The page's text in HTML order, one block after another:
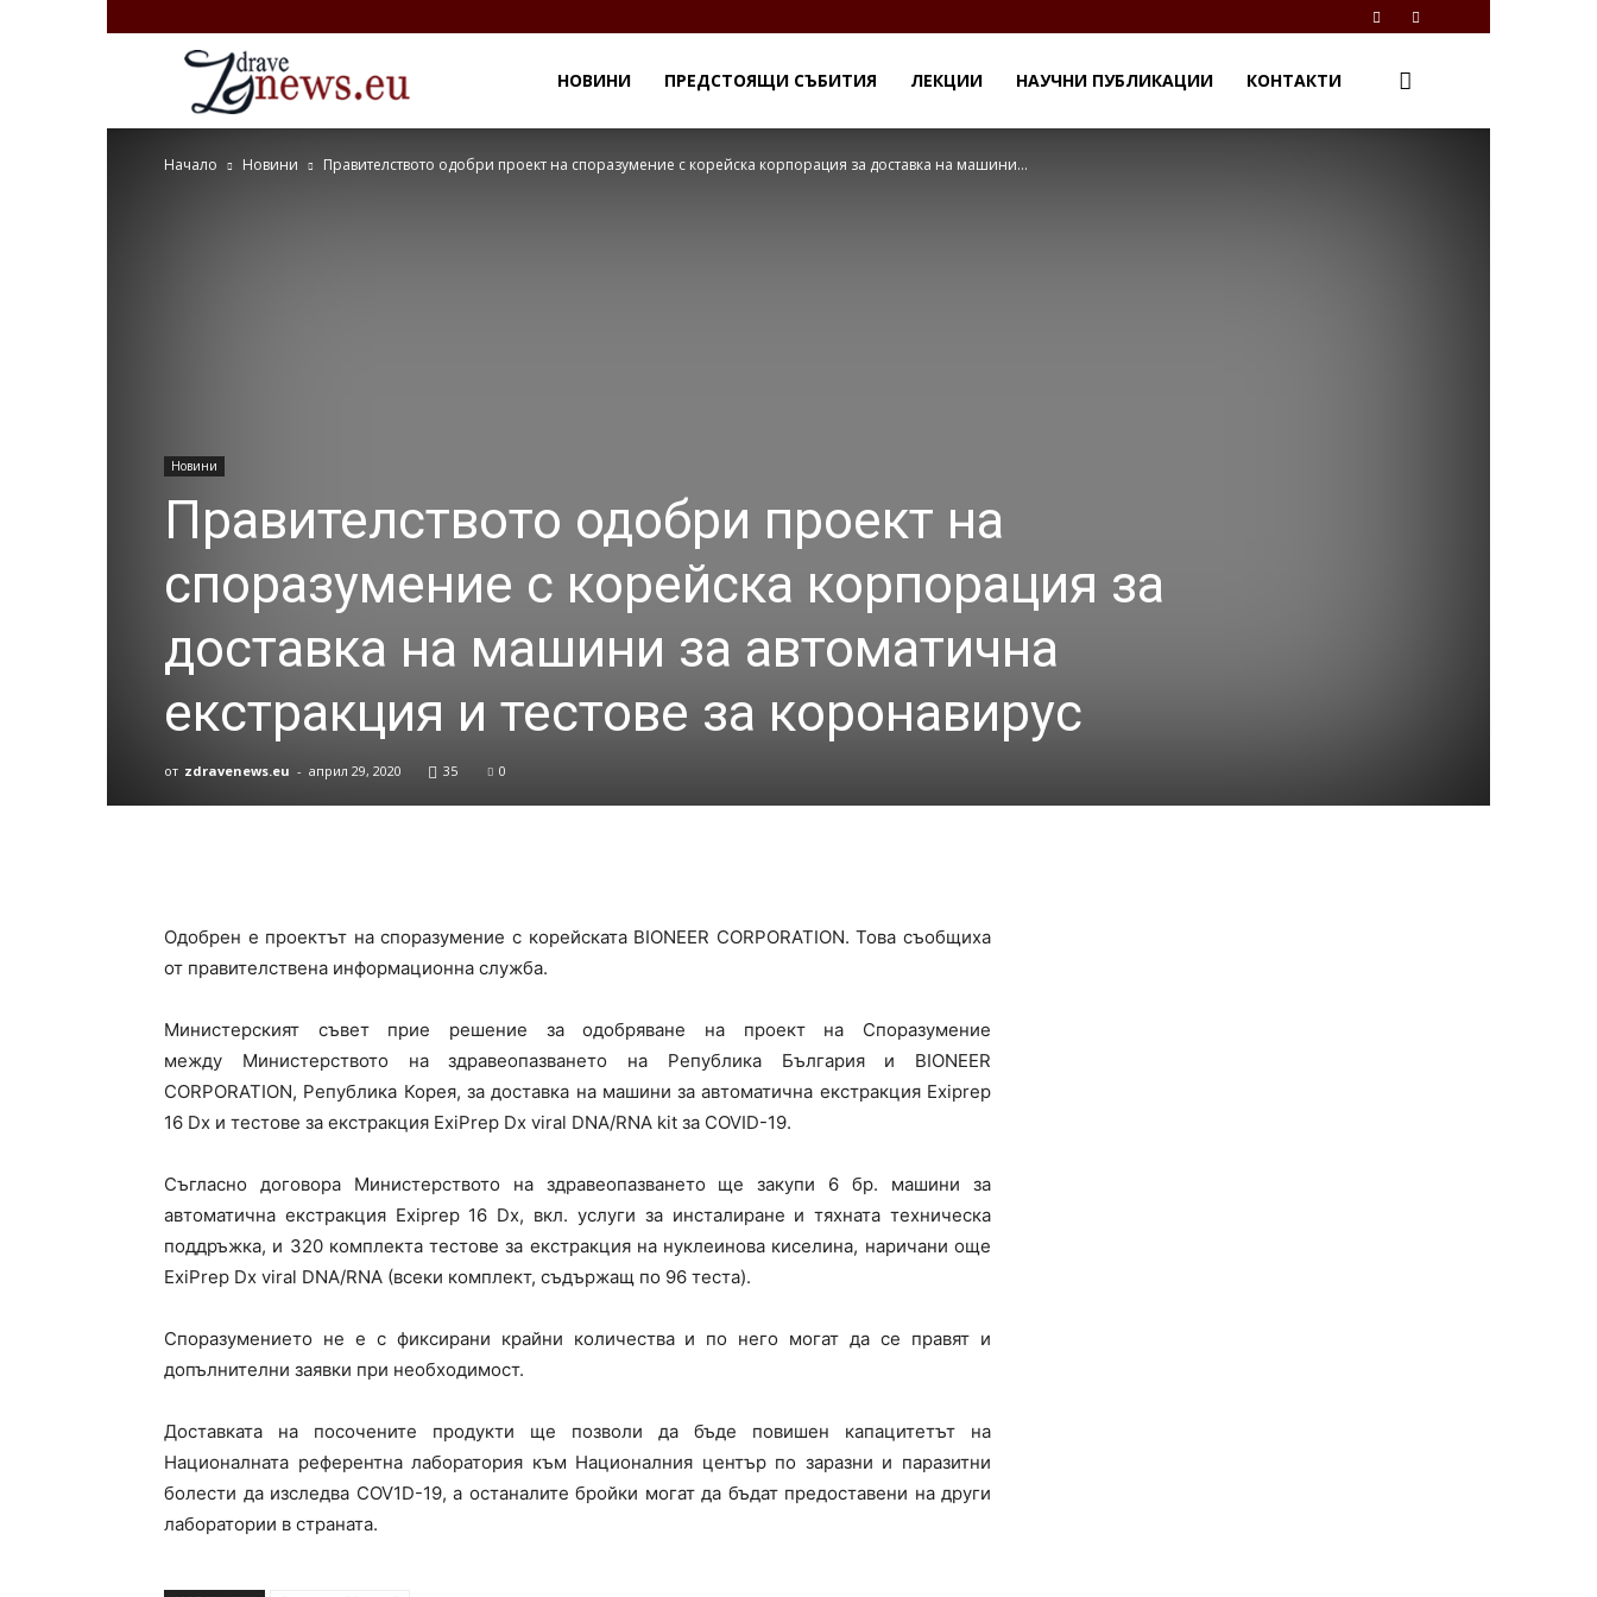
НОВИНИ ПРЕДСТОЯЩИ СЪБИТИЯ ЛЕКЦИИ НАУЧНИ ПУБЛИКАЦИИ КОНТАКТИ
Начало Новини Правителството одобри проект на споразумение с корейска корпорация за доставка на машини...
Новини
Правителството одобри проект на
споразумение с корейска корпорация за
доставка на машини за автоматична
екстракция и тестове за коронавирус
от zdravenews.eu - април 29, 2020 35 0
Одобрен е проектът на споразумение с корейската BIONEER CORPORATION. Това съобщиха
от правителствена информационна служба.
Министерският съвет прие решение за одобряване на проект на Споразумение
между Министерството на здравеопазването на Република България и BIONEER
CORPORATION, Република Корея, за доставка на машини за автоматична екстракция Exiprep
16 Dx и тестове за екстракция ExiPrep Dx viral DNA/RNA kit за COVID-19.
Съгласно договора Министерството на здравеопазването ще закупи 6 бр. машини за
автоматична екстракция Exiprep 16 Dx, вкл. услуги за инсталиране и тяхната техническа
поддръжка, и 320 комплекта тестове за екстракция на нуклеинова киселина, наричани още
ExiPrep Dx viral DNA/RNA (всеки комплект, съдържащ по 96 теста).
Споразумението не е с фиксирани крайни количества и по него могат да се правят и
допълнителни заявки при необходимост.
Доставката на посочените продукти ще позволи да бъде повишен капацитетът на
Националната референтна лаборатория към Националния център по заразни и паразитни
болести да изследва COV1D-19, а останалите бройки могат да бъдат предоставени на други
лаборатории в страната.